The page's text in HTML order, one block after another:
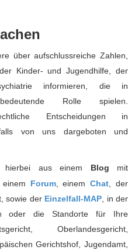
über aufschlussreiche Zahlen,
Kinder- und Jugendhilfe, der
informieren, die in
Rolle spielen.
Entscheidungen in
von uns dargeboten und
hierbei aus einem Blog mit
Forum, einemChat, der
sowie der Einzelfall-MAP, in der
oder die Standorte für Ihre
Oberlandesgericht,
Gerichtshof, Jugendamt,